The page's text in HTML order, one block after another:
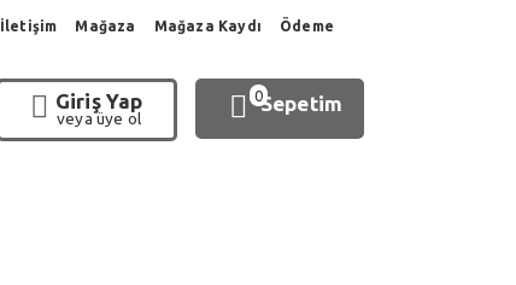
İletişim Mağaza Mağaza Kaydı
Ödeme
Giriş Yap
veya üye ol
0Sepetim